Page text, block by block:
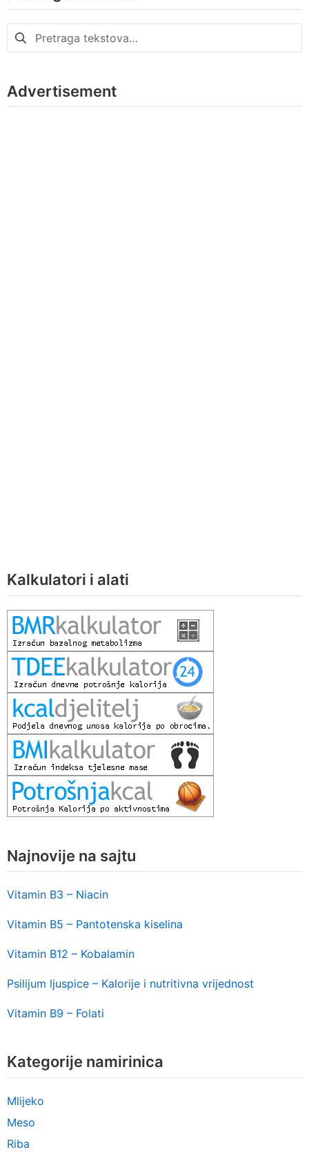
Pretraga
za:
Advertisement
Kalkulatori i alati
Najnovije na sajtu
Vitamin B3 – Niacin
Vitamin B5 – Pantotenska kiselina
Vitamin B12 – Kobalamin
Psilijum ljuspice – Kalorije i nutritivna vrijednost
Vitamin B9 – Folati
Kategorije namirinica
Mlijeko
Meso
Riba